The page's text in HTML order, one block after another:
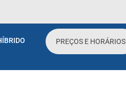
PREÇOS E HORÁRIOS